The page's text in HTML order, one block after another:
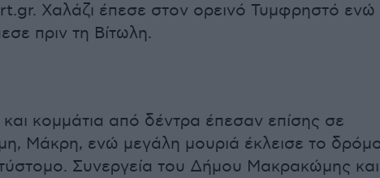
Χαλάζι έπεσε στον ορεινό Τυμφρηστό ενώ
πριν τη Βίτωλη.
κομμάτια από δέντρα έπεσαν επίσης σε
Μάκρη, ενώ μεγάλη μουριά έκλεισε το
Συνεργεία του Δήμου Μακρακώμης και